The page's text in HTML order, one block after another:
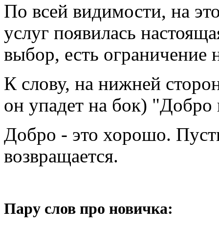
По всей видимости, на
услуг появилась
выбор, есть ограничение
К слову, на нижней
он упадет на бок) "Добро
Добро - это хорошо.
возвращается.
Пару слов про новичка: